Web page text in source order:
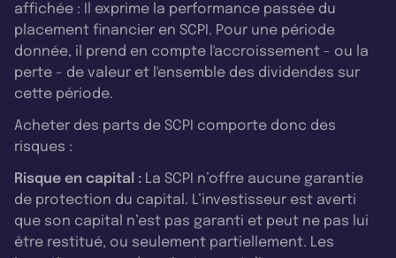
affichée : Il exprime la performance passée du
placement financier en SCPI. Pour une période
donnée, il prend en compte l'accroissement - ou la
perte - de valeur et l'ensemble des dividendes sur
cette période.
Acheter des parts de SCPI comporte donc des
risques :
Risque en capital : La SCPI n’offre aucune garantie
de protection du capital. L’investisseur est averti
que son capital n’est pas garanti et peut ne pas lui
être restitué, ou seulement partiellement. Les